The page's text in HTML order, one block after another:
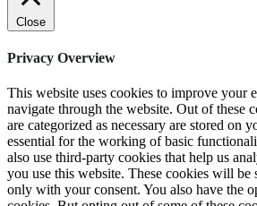
Close
Privacy Overview
This website uses cookies to improve your
navigate through the website. Out of these
are categorized as necessary are stored on
essential for the working of basic
also use third-party cookies that help us
you use this website. These cookies will be
only with your consent. You also have the